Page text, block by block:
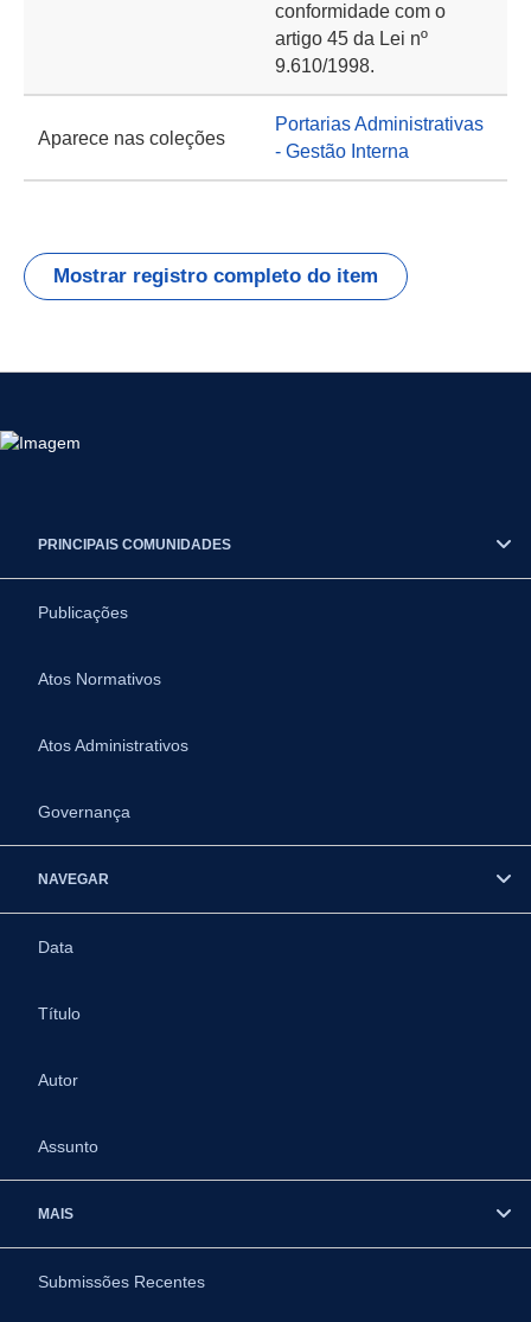
conformidade com o
artigo 45 da Lei nº
9.610/1998.
Aparece nas coleções
Portarias Administrativas
- Gestão Interna
Mostrar registro completo do item
PRINCIPAIS COMUNIDADES
Publicações
Atos Normativos
Atos Administrativos
Governança
NAVEGAR
Data
Título
Autor
Assunto
MAIS
Submissões Recentes